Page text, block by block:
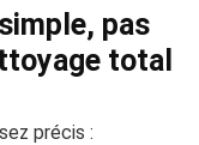
pas
total
précis :